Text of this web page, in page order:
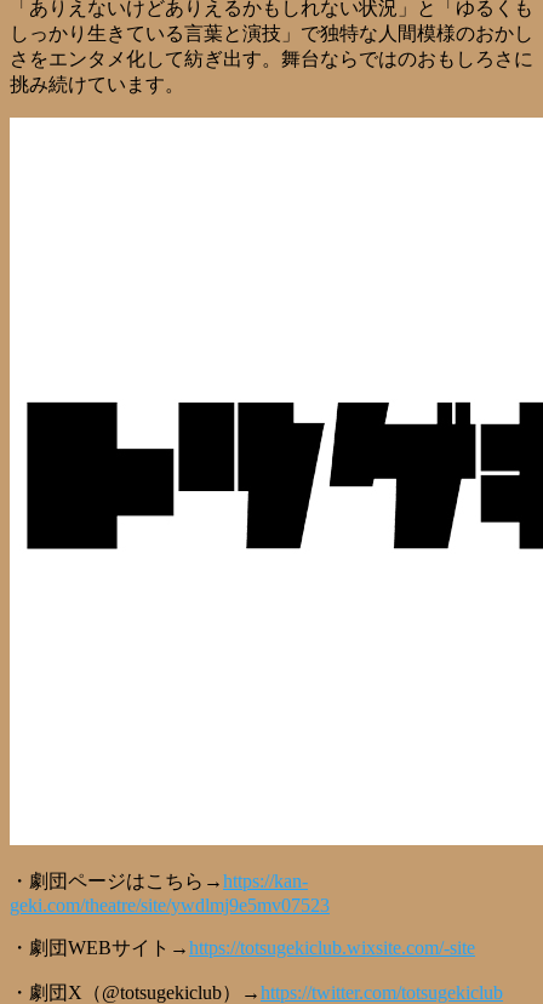
「ありえないけどありえるかもしれない状況」と「ゆるくも
しっかり生きている言葉と演技」で独特な人間模様のおかし
さをエンタメ化して紡ぎ出す。舞台ならではのおもしろさに
挑み続けています。
・劇団ページはこちら→https://kan-
geki.com/theatre/site/ywdlmj9e5mv07523
・劇団WEBサイト→https://totsugekiclub.wixsite.com/-site
・劇団X（@totsugekiclub）→https://twitter.com/totsugekiclub